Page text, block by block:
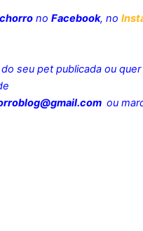
no Facebook, no
seu pet publicada ou
ou